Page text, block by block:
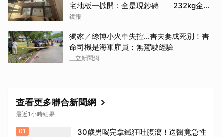
宅地板一掀開：全是現鈔磚 232kg金山
震撼影像曝
鏡報
獨家／綠博小火車失控…害夫妻成死別！害
命司機是海軍雇員：無駕駛經驗
三立新聞網
查看更多聯合新聞網
最近1小時結果
01
30歲男喝完拿鐵狂吐腹瀉！送醫竟急性